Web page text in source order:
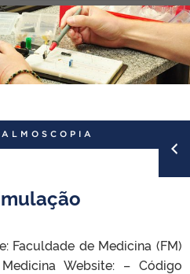
Canais
Faculdade de Medicina (FM)
Website: – Código